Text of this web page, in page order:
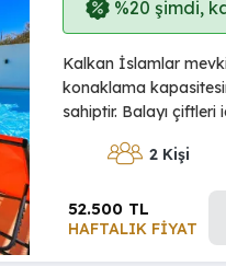
%20 şimdi,
Kalkan İslamlar
konaklama
sahiptir. Balayı çiftleri
2 Kişi
HAFTALIK FİYAT
52.500 TL